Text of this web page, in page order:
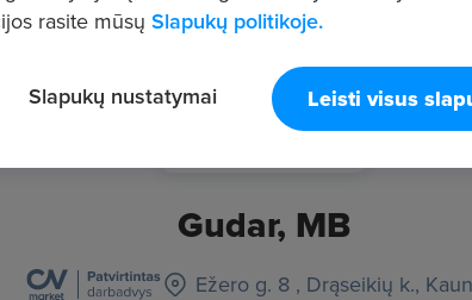
Gudar, MB
Ežero g. 8 , Drąseikių k.,
rasite mūsų Slapukų politikoje.
Leisti visus
Slapukų nustatymai